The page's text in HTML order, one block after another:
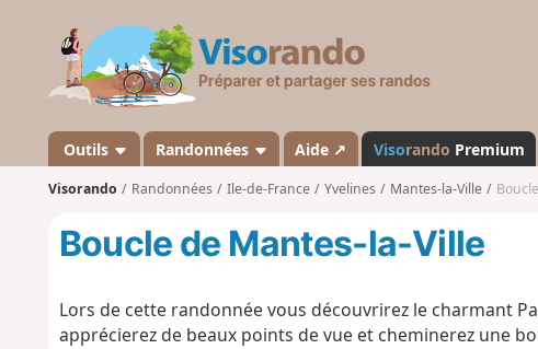
s
a
n
d
Outils Randonnées Aide ↗ Visorando Premium
Visorando Randonnées Ile-de-France Yvelines Mantes-la-Ville
Boucle de Mantes-la-Ville
Lors de cette randonnée vous découvrirez le charmant
apprécierez de beaux points de vue et cheminerez une